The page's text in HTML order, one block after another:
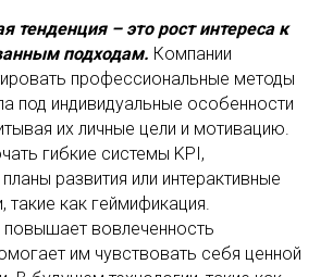
тенденция – это рост интереса к
подходам. Компании
профессиональные методы
под индивидуальные особенности
их личные цели и мотивацию.
гибкие системы KPI,
развития или интерактивные
как геймификация.
повышает вовлеченность
им чувствовать себя ценной